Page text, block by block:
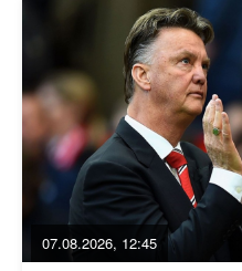
07.08.2026, 12:45